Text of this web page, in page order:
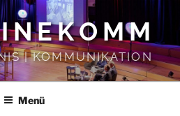
| KOMMUNIKATION
Menü